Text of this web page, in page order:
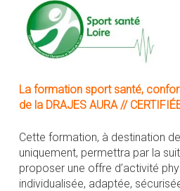
La formation sport santé,
de la DRAJES AURA //
Cette formation, à destination
uniquement, permettra par la
proposer une offre d’activité
individualisée, adaptée,